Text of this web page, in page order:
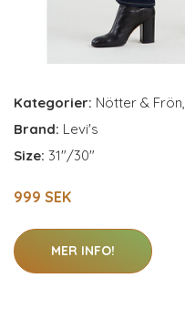
Kategorier: Nötter & Frön,
Brand: Levi's
Size: 31"/30"
999 SEK
MER INFO!